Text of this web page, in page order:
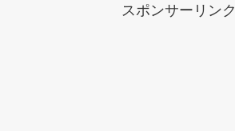
スポンサーリンク